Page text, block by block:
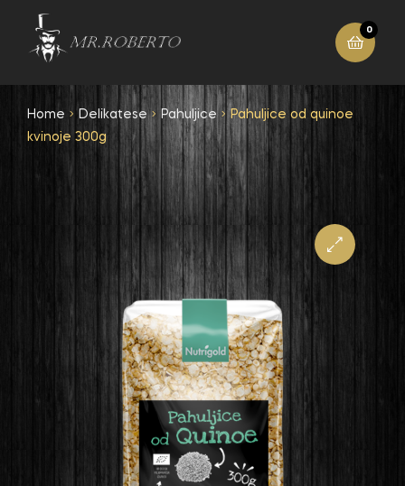
0
Home Delikatese Pahuljice
Pahuljice od quinoe
kvinoje 300g